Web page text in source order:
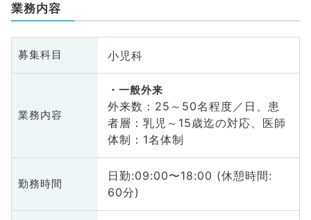
業務内容
募集科目 小児科
業務内容
一般外来
外来数：25～50名程度／日、患
者層：乳児～15歳迄の対応、医師
体制：1名体制
勤務時間
日勤:09:00〜18:00 (休憩時間:
60分)